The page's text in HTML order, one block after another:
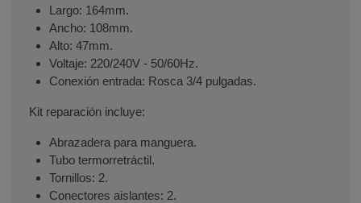
Largo: 164mm.
Ancho: 108mm.
Alto: 47mm.
Voltaje: 220/240V - 50/60Hz.
Conexión entrada: Rosca 3/4 pulgadas.
Kit reparación incluye:
Abrazadera para manguera.
Tubo termorretráctil.
Tornillos: 2.
Conectores aislantes: 2.